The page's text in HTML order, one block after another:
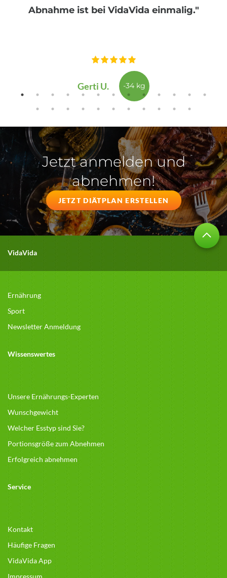
Abnahme ist bei VidaVida einmalig."
Gerti U. -34 kg
Jetzt anmelden und
abnehmen!
JETZT DIÄTPLAN ERSTELLEN
VidaVida
Ernährung
Sport
Newsletter Anmeldung
Wissenswertes
Unsere Ernährungs-Experten
Wunschgewicht
Welcher Esstyp sind Sie?
Portionsgröße zum Abnehmen
Erfolgreich abnehmen
Service
Kontakt
Häufige Fragen
VidaVida App